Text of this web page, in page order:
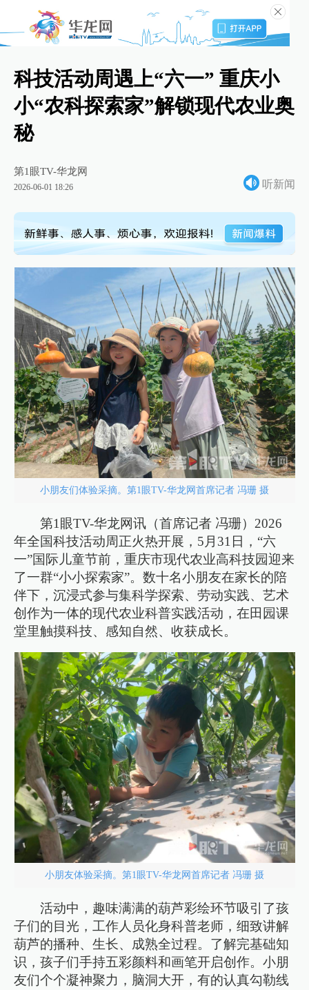
科技活动周遇上“六一” 重庆小
小“农科探索家”解锁现代农业奥
秘
第1眼TV-华龙网
2026-06-01 18:26 听新闻
小朋友们体验采摘。第1眼TV-华龙网首席记者 冯珊 摄
第1眼TV-华龙网讯（首席记者 冯珊）2026
年全国科技活动周正火热开展，5月31日，“六
一”国际儿童节前，重庆市现代农业高科技园迎来
了一群“小小探索家”。数十名小朋友在家长的陪
伴下，沉浸式参与集科学探索、劳动实践、艺术
创作为一体的现代农业科普实践活动，在田园课
堂里触摸科技、感知自然、收获成长。
小朋友体验采摘。第1眼TV-华龙网首席记者 冯珊 摄
活动中，趣味满满的葫芦彩绘环节吸引了孩
子们的目光，工作人员化身科普老师，细致讲解
葫芦的播种、生长、成熟全过程。了解完基础知
识，孩子们手持五彩颜料和画笔开启创作。小朋
友们个个凝神聚力，脑洞大开，有的认真勾勒线